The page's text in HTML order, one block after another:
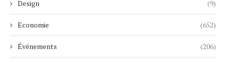
Design (9)
Economie (652)
Événements (206)